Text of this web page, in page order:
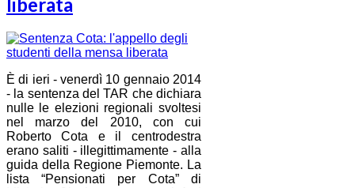
È di ieri - venerdì 10 gennaio 2014
- la sentenza del TAR che dichiara
nulle le elezioni regionali svoltesi
nel marzo del 2010, con cui
Roberto Cota e il centrodestra
erano saliti - illegittimamente - alla
guida della Regione Piemonte. La
lista “Pensionati per Cota” di